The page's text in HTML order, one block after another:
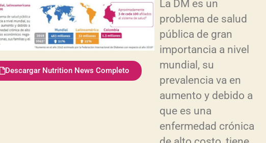
Descargar Nutrition News Completo
La DM es un
problema de salud
pública de gran
importancia a nivel
mundial, su
prevalencia va en
aumento y debido a
que es una
enfermedad crónica